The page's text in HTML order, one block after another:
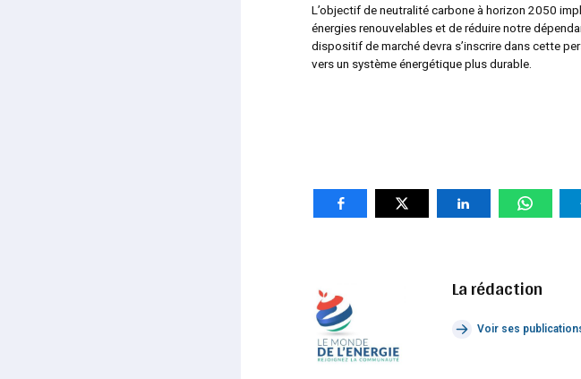
L’objectif de neutralité carbone à horizon 2050
énergies renouvelables et de réduire notre
dispositif de marché devra s’inscrire dans cette
vers un système énergétique plus durable.
La rédaction
Voir ses